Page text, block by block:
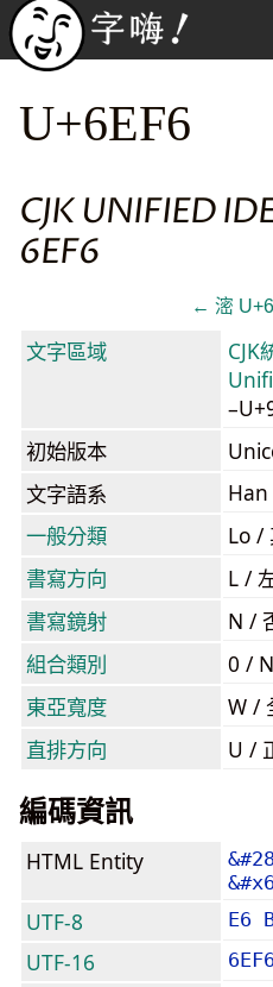
U+6EF6
CJK UNIFIED
6EF6
← 滵
文字區域
CJK
初始版本
文字語系
Han
一般分類
Lo /
書寫方向
L /
書寫鏡射
N /
組合類別
0 /
東亞寬度
W /
直排方向 U /
編碼資訊
HTML Entity
UTF-8 E6
UTF-16 6EF6